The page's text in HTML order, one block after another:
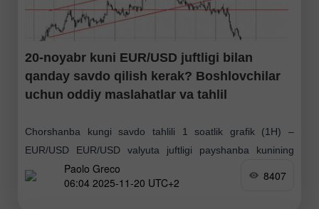
20-noyabr kuni EUR/USD juftligi bilan
qanday savdo qilish kerak? Boshlovchilar
uchun oddiy maslahatlar va tahlil
Chorshanba kungi savdo tahlili 1 soatlik grafik (1H) –
EUR/USD EUR/USD valyuta juftligi payshanba kunining
ikkinchi yarmida keskin pasaydi. Birinchi savol — nega?
Iqtisodiy taqvimga qaraymiz: ertalab Yevro hududi oktyabr
Paolo Greco
06:04 2025-11-20 UTC+2
8407